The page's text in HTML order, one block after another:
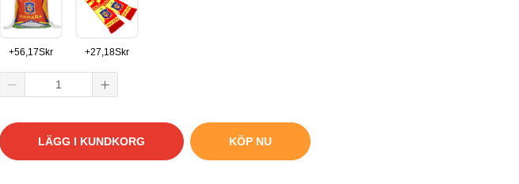
+56,17Skr +27,18Skr
LÄGG I KUNDKORG KÖP NU